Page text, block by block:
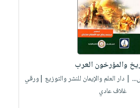
والمؤرخون العرب
| دار العلم والإيمان للنشر والتوزيع |ورقي
غلاف عادي